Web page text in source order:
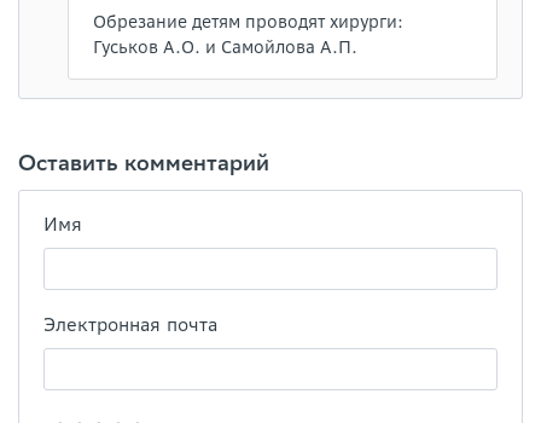
Обрезание детям проводят хирурги:
Гуськов А.О. и Самойлова А.П.
Оставить комментарий
Имя
Электронная почта